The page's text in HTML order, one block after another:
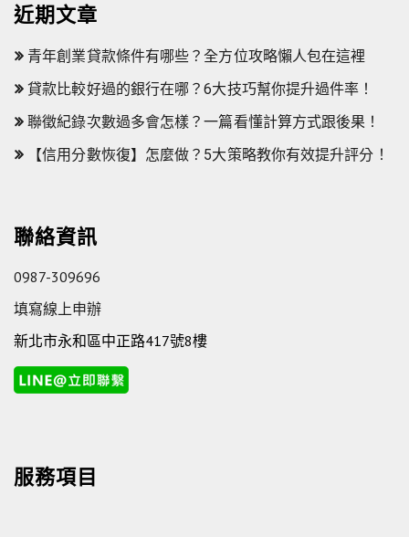
近期文章
青年創業貸款條件有哪些？全方位攻略懶人包在這裡
貸款比較好過的銀行在哪？6大技巧幫你提升過件率！
聯徵紀錄次數過多會怎樣？一篇看懂計算方式跟後果！
【信用分數恢復】怎麼做？5大策略教你有效提升評分！
聯絡資訊
0987-309696
填寫線上申辦
新北市永和區中正路417號8樓
服務項目